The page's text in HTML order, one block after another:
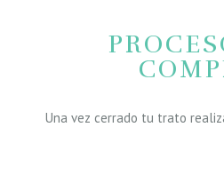
Una vez cerrado tu trato